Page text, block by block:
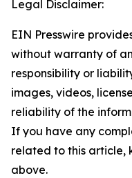
Legal Disclaimer:
EIN Presswire
without warranty of
responsibility or
images, videos,
reliability of the
If you have any
related to this article,
above.